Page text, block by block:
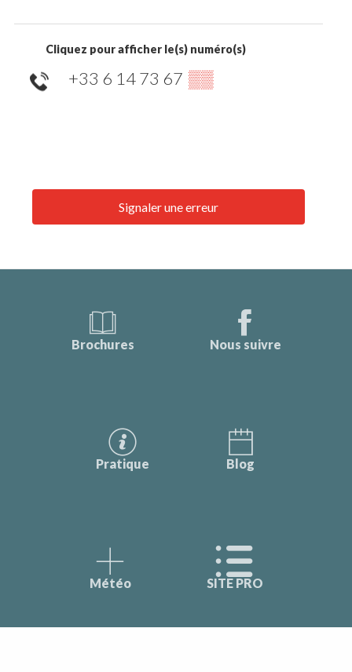
Cliquez pour afficher le(s) numéro(s)
+33 6 14 73 67 ▒▒
Signaler une erreur
Brochures Nous suivre
Pratique Blog
Météo SITE PRO